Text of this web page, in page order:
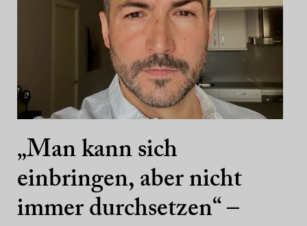
„Man kann sich
einbringen, aber nicht
immer durchsetzen“ –